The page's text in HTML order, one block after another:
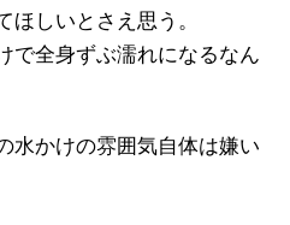
ほしいとさえ思う。
で全身ずぶ濡れになるなん
水かけの雰囲気自体は嫌い